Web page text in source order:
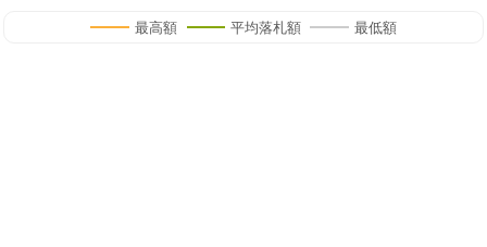
最高額 平均落札額 最低額